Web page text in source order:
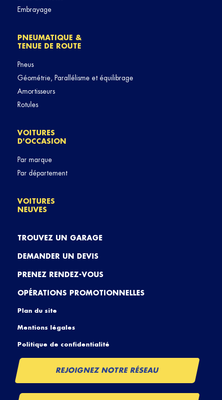
Embrayage
PNEUMATIQUE &
TENUE DE ROUTE
Pneus
Géométrie, Parallélisme et équilibrage
Amortisseurs
Rotules
VOITURES
D'OCCASION
Par marque
Par département
VOITURES
NEUVES
TROUVEZ UN GARAGE
DEMANDER UN DEVIS
PRENEZ RENDEZ-VOUS
OPÉRATIONS PROMOTIONNELLES
Plan du site
Mentions légales
Politique de confidentialité
REJOIGNEZ NOTRE RÉSEAU